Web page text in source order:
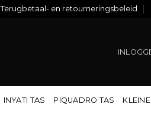
Terugbetaal- en retourneringsbeleid
INYATI TAS PIQUADRO TAS